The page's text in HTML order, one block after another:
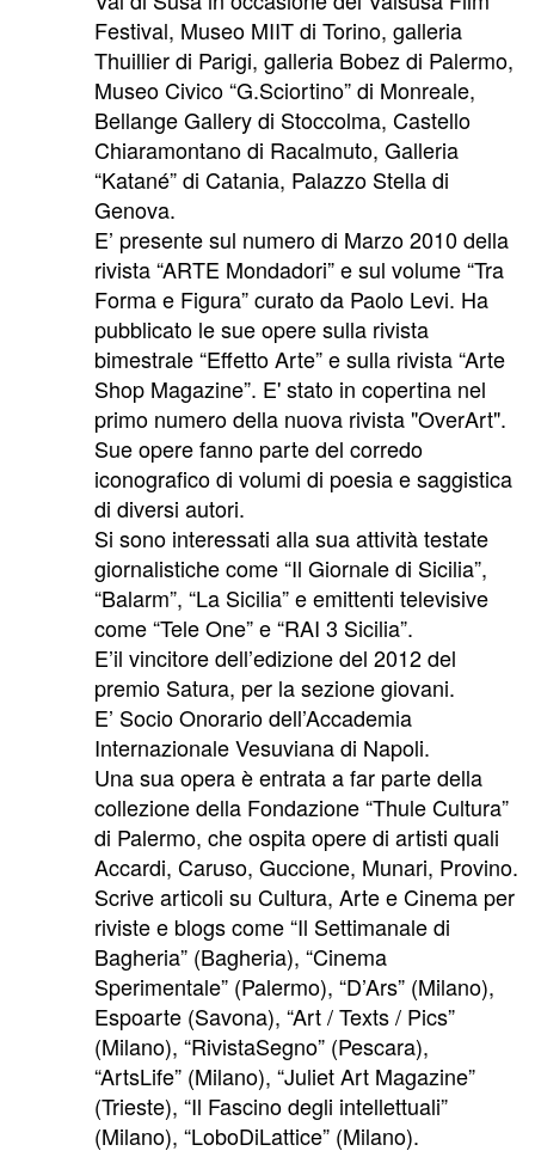
Festival, Museo MIIT di Torino, galleria
Thuillier di Parigi, galleria Bobez di Palermo,
Museo Civico “G.Sciortino” di Monreale,
Bellange Gallery di Stoccolma, Castello
Chiaramontano di Racalmuto, Galleria
“Katané” di Catania, Palazzo Stella di
Genova.
E’ presente sul numero di Marzo 2010 della
rivista “ARTE Mondadori” e sul volume “Tra
Forma e Figura” curato da Paolo Levi. Ha
pubblicato le sue opere sulla rivista
bimestrale “Effetto Arte” e sulla rivista “Arte
Shop Magazine”. E' stato in copertina nel
primo numero della nuova rivista "OverArt".
Sue opere fanno parte del corredo
iconografico di volumi di poesia e saggistica
di diversi autori.
Si sono interessati alla sua attività testate
giornalistiche come “Il Giornale di Sicilia”,
“Balarm”, “La Sicilia” e emittenti televisive
come “Tele One” e “RAI 3 Sicilia”.
E’il vincitore dell’edizione del 2012 del
premio Satura, per la sezione giovani.
E’ Socio Onorario dell’Accademia
Internazionale Vesuviana di Napoli.
Una sua opera è entrata a far parte della
collezione della Fondazione “Thule Cultura”
di Palermo, che ospita opere di artisti quali
Accardi, Caruso, Guccione, Munari, Provino.
Scrive articoli su Cultura, Arte e Cinema per
riviste e blogs come “Il Settimanale di
Bagheria” (Bagheria), “Cinema
Sperimentale” (Palermo), “D’Ars” (Milano),
Espoarte (Savona), “Art / Texts / Pics”
(Milano), “RivistaSegno” (Pescara),
“ArtsLife” (Milano), “Juliet Art Magazine”
(Trieste), “Il Fascino degli intellettuali”
(Milano), “LoboDiLattice” (Milano).